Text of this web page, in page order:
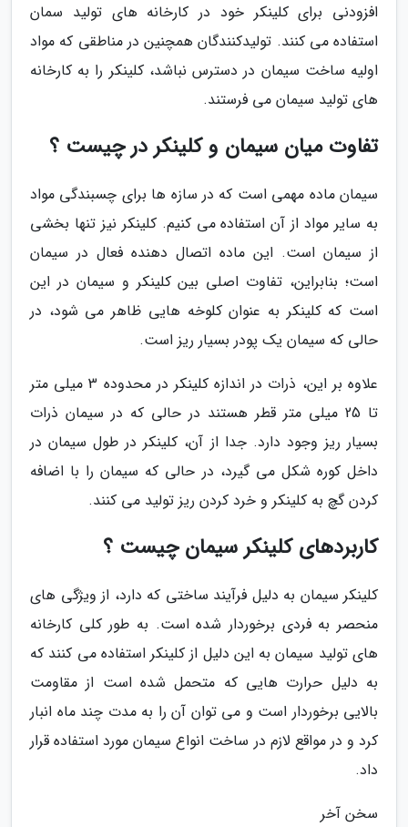
افزودنی برای کلینکر خود در کارخانه های تولید سمان
استفاده می کنند. تولیدکنندگان همچنین در مناطقی که مواد
اولیه ساخت سیمان در دسترس نباشد، کلینکر را به کارخانه
های تولید سیمان می فرستند.
تفاوت میان سیمان و کلینکر در چیست ؟
سیمان ماده مهمی است که در سازه ها برای چسبندگی مواد
به سایر مواد از آن استفاده می کنیم. کلینکر نیز تنها بخشی
از سیمان است. این ماده اتصال دهنده فعال در سیمان
است؛ بنابراین، تفاوت اصلی بین کلینکر و سیمان در این
است که کلینکر به عنوان کلوخه هایی ظاهر می شود، در
حالی که سیمان یک پودر بسیار ریز است.
علاوه بر این، ذرات در اندازه کلینکر در محدوده 3 میلی متر
تا 25 میلی متر قطر هستند در حالی که در سیمان ذرات
بسیار ریز وجود دارد. جدا از آن، کلینکر در طول سیمان در
داخل کوره شکل می گیرد، در حالی که سیمان را با اضافه
کردن گچ به کلینکر و خرد کردن ریز تولید می کنند.
کاربردهای کلینکر سیمان چیست ؟
کلینکر سیمان به دلیل فرآیند ساختی که دارد، از ویژگی های
منحصر به فردی برخوردار شده است. به طور کلی کارخانه
های تولید سیمان به این دلیل از کلینکر استفاده می کنند که
به دلیل حرارت هایی که متحمل شده است از مقاومت
بالایی برخوردار است و می توان آن را به مدت چند ماه انبار
کرد و در مواقع لازم در ساخت انواع سیمان مورد استفاده قرار
داد.
سخن آخر